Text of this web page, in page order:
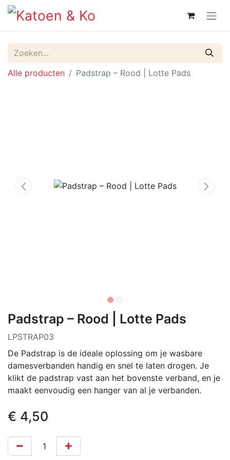
Alle producten Padstrap – Rood | Lotte Pads
Padstrap – Rood | Lotte Pads
LPSTRAP03
De Padstrap is de ideale oplossing om je wasbare
damesverbanden handig en snel te laten drogen. Je
klikt de padstrap vast aan het bovenste verband, en je
maakt eenvoudig een hanger van al je verbanden.
€ 4,50